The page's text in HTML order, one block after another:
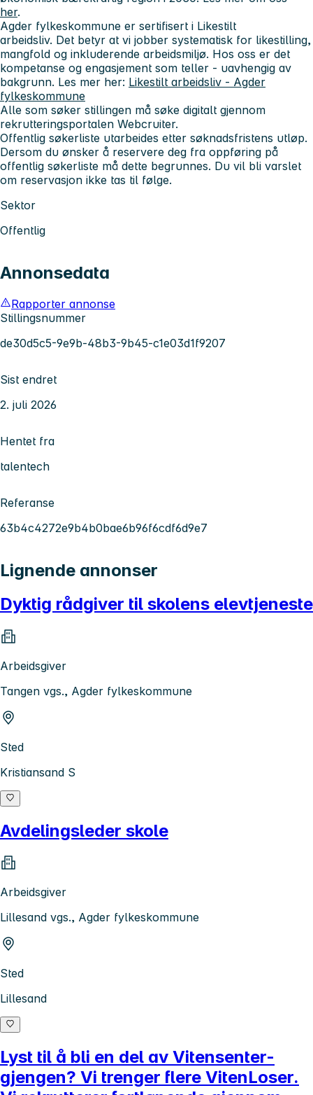
her.
Agder fylkeskommune er sertifisert i Likestilt
arbeidsliv. Det betyr at vi jobber systematisk for likestilling,
mangfold og inkluderende arbeidsmiljø. Hos oss er det
kompetanse og engasjement som teller - uavhengig av
bakgrunn. Les mer her: Likestilt arbeidsliv - Agder
fylkeskommune
Alle som søker stillingen må søke digitalt gjennom
rekrutteringsportalen Webcruiter.
Offentlig søkerliste utarbeides etter søknadsfristens utløp.
Dersom du ønsker å reservere deg fra oppføring på
offentlig søkerliste må dette begrunnes. Du vil bli varslet
om reservasjon ikke tas til følge.
Sektor
Offentlig
Annonsedata
Rapporter annonse
Stillingsnummer
de30d5c5-9e9b-48b3-9b45-c1e03d1f9207
Sist endret
2. juli 2026
Hentet fra
talentech
Referanse
63b4c4272e9b4b0bae6b96f6cdf6d9e7
Lignende annonser
Dyktig rådgiver til skolens elevtjeneste
Arbeidsgiver
Tangen vgs., Agder fylkeskommune
Sted
Kristiansand S
Avdelingsleder skole
Arbeidsgiver
Lillesand vgs., Agder fylkeskommune
Sted
Lillesand
Lyst til å bli en del av Vitensenter-
gjengen? Vi trenger flere VitenLoser.